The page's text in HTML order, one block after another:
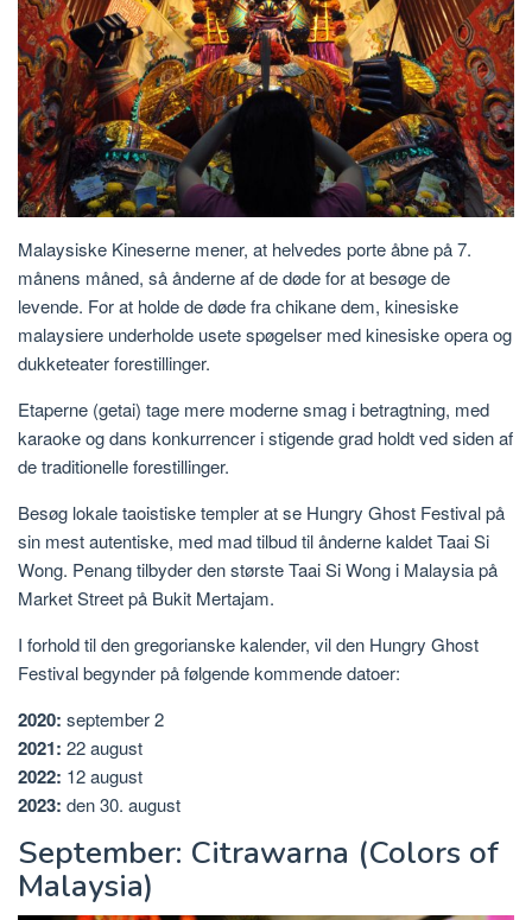
Malaysiske Kineserne mener, at helvedes porte åbne på 7.
månens måned, så ånderne af de døde for at besøge de
levende. For at holde de døde fra chikane dem, kinesiske
malaysiere underholde usete spøgelser med kinesiske opera og
dukketeater forestillinger.
Etaperne (getai) tage mere moderne smag i betragtning, med
karaoke og dans konkurrencer i stigende grad holdt ved siden af
​​de traditionelle forestillinger.
Besøg lokale taoistiske templer at se Hungry Ghost Festival på
sin mest autentiske, med mad tilbud til ånderne kaldet Taai Si
Wong. Penang tilbyder den største Taai Si Wong i Malaysia på
Market Street på Bukit Mertajam.
I forhold til den gregorianske kalender, vil den Hungry Ghost
Festival begynder på følgende kommende datoer:
2020: september 2
2021: 22 august
2022: 12 august
2023: den 30. august
September: Citrawarna (Colors of
Malaysia)